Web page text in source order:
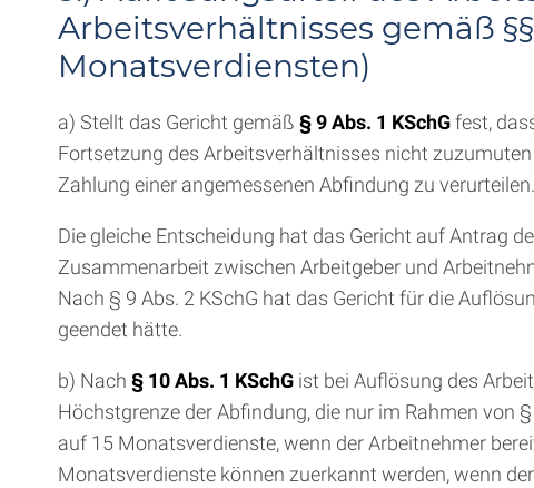
Arbeitsverhältnisses gemäß
Monatsverdiensten)
a) Stellt das Gericht gemäß § 9 Abs. 1 KSchGfest,
Fortsetzung des Arbeitsverhältnisses nicht
Zahlung einer angemessenen Abfindung zu verurteilen.
Die gleiche Entscheidung hat das Gericht auf Antrag
Zusammenarbeit zwischen Arbeitgeber und
Nach § 9 Abs. 2 KSchG hat das Gericht für die
geendet hätte.
b) Nach § 10 Abs. 1 KSchG ist bei Auflösung des
Höchstgrenze der Abfindung, die nur im Rahmen von
auf 15 Monatsverdienste, wenn der Arbeitnehmer
Monatsverdienste können zuerkannt werden, wenn